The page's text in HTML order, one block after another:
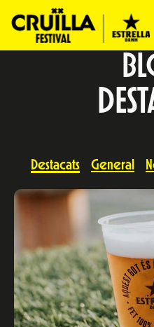
Destacats General